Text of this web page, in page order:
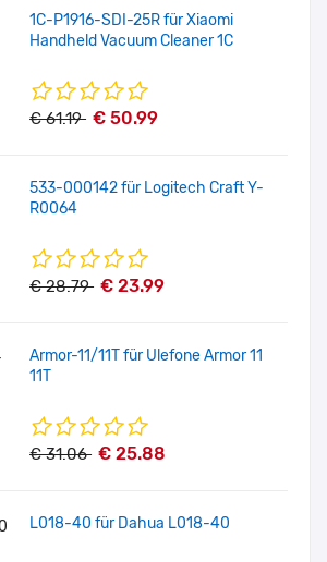
1C-P1916-SDI-25R für Xiaomi
Handheld Vacuum Cleaner 1C
€ 61.19 € 50.99
533-000142 für Logitech Craft Y-
R0064
€ 28.79 € 23.99
Armor-11/11T für Ulefone Armor 11
11T
€ 31.06 € 25.88
L018-40 für Dahua L018-40